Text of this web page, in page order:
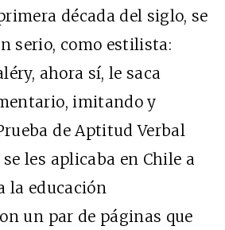
década del siglo, se
serio, como estilista:
ahora sí, le saca
imitando y
de Aptitud Verbal
les aplicaba en Chile a
la educación
un par de páginas que